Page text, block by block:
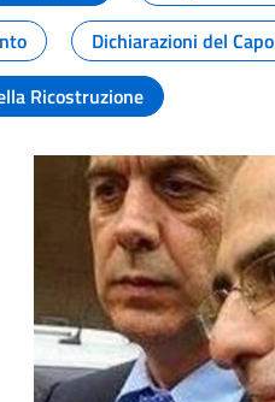
Dichiarazioni del
Ricostruzione